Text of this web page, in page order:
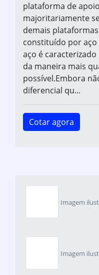
plataforma de
majoritariamente
demais
constituído por
aço é
da maneira mais
possível.Embora
diferencial qu...
Cotar agora
Imagem
Imagem